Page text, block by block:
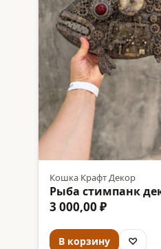
Кошка Крафт Декор
Рыба стимпанк
3 000,00 ₽
В корзину ♡